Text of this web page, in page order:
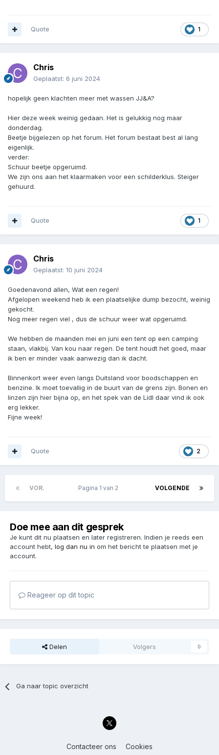
1
Quote
Chris
Geplaatst: 6 juni 2024
hopelijk geen klachten meer met wassen JJ&A?
Hier deze week weinig gedaan. Het is gelukkig nog maar
donderdag.
Beetje bijgelezen op het forum. Het forum bestaat best al lang
eigenlijk.
verder:
Schuur beetje opgeruimd.
We zijn ons aan het klaarmaken voor een schilderklus. Steiger
gehuurd.
1
Quote
Chris
Geplaatst: 10 juni 2024
Goedenavond allen, Wat een regen!
Afgelopen weekend heb ik een plaatselijke dump bezocht, weinig
gekocht.
Nog meer regen viel , dus de schuur weer wat opgeruimd.
We hebben de maanden mei en juni een tent op een camping
staan, vlakbij. Van kou naar regen. De tent houdt het goed, maar
ik ben er minder vaak aanwezig dan ik dacht.
Binnenkort weer even langs Duitsland voor boodschappen en
benzine. Ik moet toevallig in de buurt van de grens zijn. Bonen en
linzen zijn hier bijna op, en het spek van de Lidl daar vind ik ook
erg lekker.
Fijne week!
2
Quote
VOR. VOLGENDE
Pagina 1 van 2
Doe mee aan dit gesprek
Je kunt dit nu plaatsen en later registreren. Indien je reeds een
account hebt, log dan nu in om het bericht te plaatsen met je
account.
Reageer op dit topic
Delen Volgers 0
Ga naar topic overzicht
Contacteer ons Cookies